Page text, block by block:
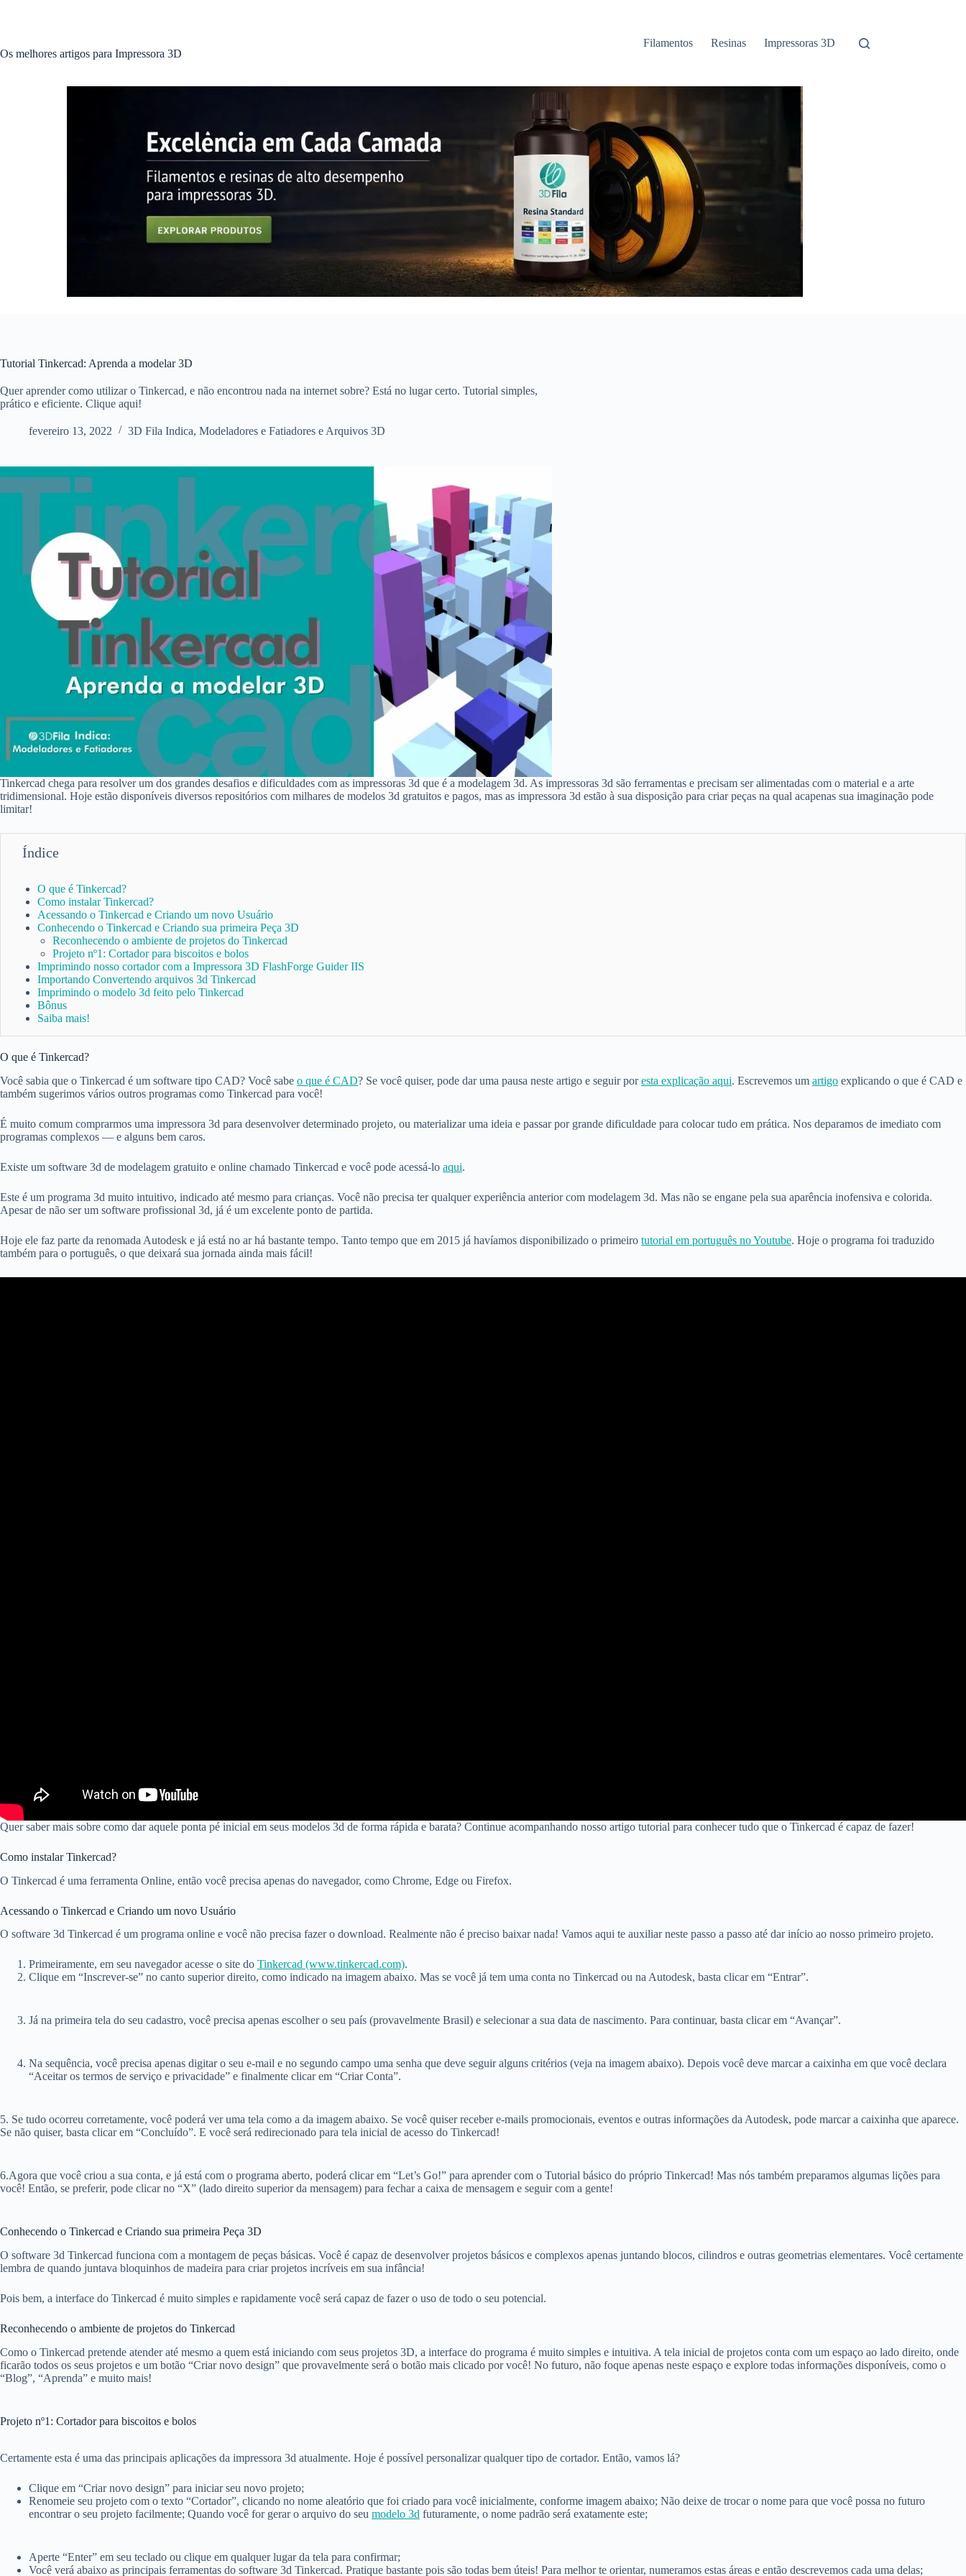
Os melhores artigos para Impressora 3D
Filamentos Resinas Impressoras 3D
Tutorial Tinkercad: Aprenda a modelar 3D
Quer aprender como utilizar o Tinkercad, e não encontrou nada na internet sobre? Está no lugar certo. Tutorial simples,
prático e eficiente. Clique aqui!
fevereiro 13, 2022 3D Fila Indica, Modeladores e Fatiadores e Arquivos 3D
Tinkercad chega para resolver um dos grandes desafios e dificuldades com as impressoras 3d que é a modelagem 3d. As impressoras 3d são ferramentas e precisam ser alimentadas com o material e a arte
tridimensional. Hoje estão disponíveis diversos repositórios com milhares de modelos 3d gratuitos e pagos, mas as impressora 3d estão à sua disposição para criar peças na qual acapenas sua imaginação pode
limitar!
Índice
O que é Tinkercad?
Como instalar Tinkercad?
Acessando o Tinkercad e Criando um novo Usuário
Conhecendo o Tinkercad e Criando sua primeira Peça 3D
Reconhecendo o ambiente de projetos do Tinkercad
Projeto nº1: Cortador para biscoitos e bolos
Imprimindo nosso cortador com a Impressora 3D FlashForge Guider IIS
Importando Convertendo arquivos 3d Tinkercad
Imprimindo o modelo 3d feito pelo Tinkercad
Bônus
Saiba mais!
O que é Tinkercad?
Você sabia que o Tinkercad é um software tipo CAD? Você sabe o que é CAD? Se você quiser, pode dar uma pausa neste artigo e seguir poresta explicação aqui. Escrevemos um artigo explicando o que é CAD e
também sugerimos vários outros programas como Tinkercad para você!
É muito comum comprarmos uma impressora 3d para desenvolver determinado projeto, ou materializar uma ideia e passar por grande dificuldade para colocar tudo em prática. Nos deparamos de imediato com
programas complexos — e alguns bem caros.
Existe um software 3d de modelagem gratuito e online chamado Tinkercad e você pode acessá-lo aqui.
Este é um programa 3d muito intuitivo, indicado até mesmo para crianças. Você não precisa ter qualquer experiência anterior com modelagem 3d. Mas não se engane pela sua aparência inofensiva e colorida.
Apesar de não ser um software profissional 3d, já é um excelente ponto de partida.
Hoje ele faz parte da renomada Autodesk e já está no ar há bastante tempo. Tanto tempo que em 2015 já havíamos disponibilizado o primeiro tutorial em português no Youtube. Hoje o programa foi traduzido
também para o português, o que deixará sua jornada ainda mais fácil!
Quer saber mais sobre como dar aquele ponta pé inicial em seus modelos 3d de forma rápida e barata? Continue acompanhando nosso artigo tutorial para conhecer tudo que o Tinkercad é capaz de fazer!
Como instalar Tinkercad?
O Tinkercad é uma ferramenta Online, então você precisa apenas do navegador, como Chrome, Edge ou Firefox.
Acessando o Tinkercad e Criando um novo Usuário
O software 3d Tinkercad é um programa online e você não precisa fazer o download. Realmente não é preciso baixar nada! Vamos aqui te auxiliar neste passo a passo até dar início ao nosso primeiro projeto.
Primeiramente, em seu navegador acesse o site do Tinkercad (www.tinkercad.com).
Clique em “Inscrever-se” no canto superior direito, como indicado na imagem abaixo. Mas se você já tem uma conta no Tinkercad ou na Autodesk, basta clicar em “Entrar”.
Já na primeira tela do seu cadastro, você precisa apenas escolher o seu país (provavelmente Brasil) e selecionar a sua data de nascimento. Para continuar, basta clicar em “Avançar”.
Na sequência, você precisa apenas digitar o seu e-mail e no segundo campo uma senha que deve seguir alguns critérios (veja na imagem abaixo). Depois você deve marcar a caixinha em que você declara
“Aceitar os termos de serviço e privacidade” e finalmente clicar em “Criar Conta”.
5. Se tudo ocorreu corretamente, você poderá ver uma tela como a da imagem abaixo. Se você quiser receber e-mails promocionais, eventos e outras informações da Autodesk, pode marcar a caixinha que aparece.
Se não quiser, basta clicar em “Concluído”. E você será redirecionado para tela inicial de acesso do Tinkercad!
6.Agora que você criou a sua conta, e já está com o programa aberto, poderá clicar em “Let’s Go!” para aprender com o Tutorial básico do próprio Tinkercad! Mas nós também preparamos algumas lições para
você! Então, se preferir, pode clicar no “X” (lado direito superior da mensagem) para fechar a caixa de mensagem e seguir com a gente!
Conhecendo o Tinkercad e Criando sua primeira Peça 3D
O software 3d Tinkercad funciona com a montagem de peças básicas. Você é capaz de desenvolver projetos básicos e complexos apenas juntando blocos, cilindros e outras geometrias elementares. Você certamente
lembra de quando juntava bloquinhos de madeira para criar projetos incríveis em sua infância!
Pois bem, a interface do Tinkercad é muito simples e rapidamente você será capaz de fazer o uso de todo o seu potencial.
Reconhecendo o ambiente de projetos do Tinkercad
Como o Tinkercad pretende atender até mesmo a quem está iniciando com seus projetos 3D, a interface do programa é muito simples e intuitiva. A tela inicial de projetos conta com um espaço ao lado direito, onde
ficarão todos os seus projetos e um botão “Criar novo design” que provavelmente será o botão mais clicado por você! No futuro, não foque apenas neste espaço e explore todas informações disponíveis, como o
“Blog”, “Aprenda” e muito mais!
Projeto nº1: Cortador para biscoitos e bolos
Certamente esta é uma das principais aplicações da impressora 3d atualmente. Hoje é possível personalizar qualquer tipo de cortador. Então, vamos lá?
Clique em “Criar novo design” para iniciar seu novo projeto;
Renomeie seu projeto com o texto “Cortador”, clicando no nome aleatório que foi criado para você inicialmente, conforme imagem abaixo; Não deixe de trocar o nome para que você possa no futuro
encontrar o seu projeto facilmente; Quando você for gerar o arquivo do seu modelo 3d futuramente, o nome padrão será exatamente este;
Aperte “Enter” em seu teclado ou clique em qualquer lugar da tela para confirmar;
Você verá abaixo as principais ferramentas do software 3d Tinkercad. Pratique bastante pois são todas bem úteis! Para melhor te orientar, numeramos estas áreas e então descrevemos cada uma delas;